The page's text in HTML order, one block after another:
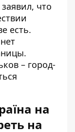
что
есть.
– город-
на
на